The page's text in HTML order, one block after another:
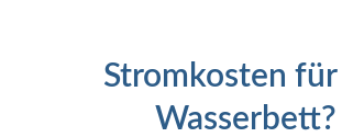
Stromkosten für
Wasserbett?